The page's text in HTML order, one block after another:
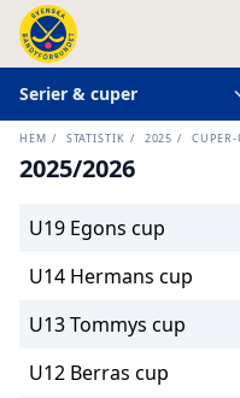
Serier & cuper
HEM / STATISTIK / 2025 /
2025/2026
U19 Egons cup
U14 Hermans cup
U13 Tommys cup
U12 Berras cup